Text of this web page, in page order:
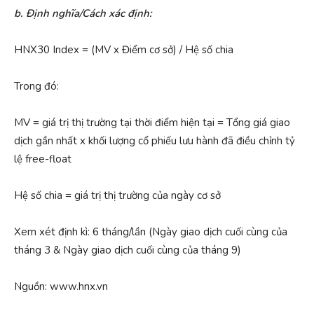
b. Định nghĩa/Cách xác định:
HNX30 Index = (MV x Điểm cơ sở) / Hệ số chia
Trong đó:
MV = giá trị thị trường tại thời điểm hiện tại = Tổng giá giao
dịch gần nhất x khối lượng cổ phiếu lưu hành đã điều chỉnh tỷ
lệ free-float
Hệ số chia = giá trị thị trường của ngày cơ sở
Xem xét định kì: 6 tháng/lần (Ngày giao dịch cuối cùng của
tháng 3 & Ngày giao dịch cuối cùng của tháng 9)
Nguồn: www.hnx.vn